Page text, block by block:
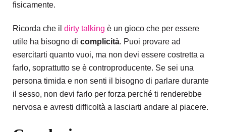
fisicamente.
Ricorda che il dirty talking è un gioco che per essere
utile ha bisogno di complicità. Puoi provare ad
esercitarti quanto vuoi, ma non devi essere costretta a
farlo, soprattutto se è controproducente. Se sei una
persona timida e non senti il bisogno di parlare durante
il sesso, non devi farlo per forza perché ti renderebbe
nervosa e avresti difficoltà a lasciarti andare al piacere.